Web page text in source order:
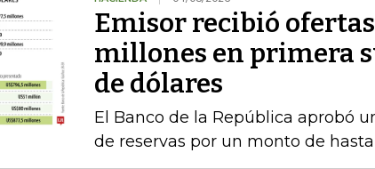
Emisor recibió ofertas
millones en primera
de dólares
El Banco de la República aprobó
de reservas por un monto de